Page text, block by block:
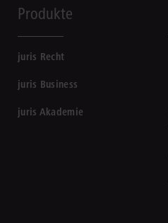
Produkte
juris Recht
juris Business
juris Akademie